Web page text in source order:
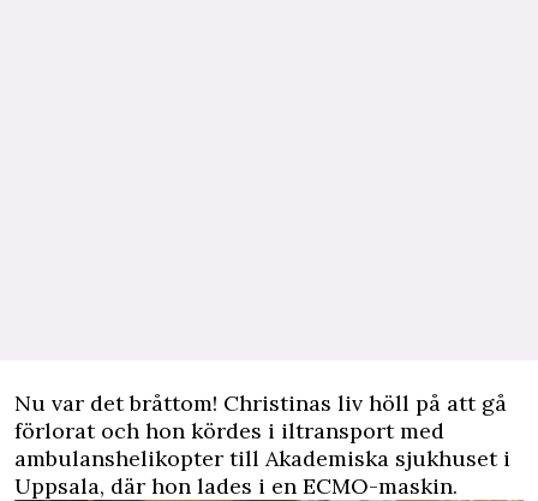
Nu var det bråttom! Christinas liv höll på att gå
förlorat och hon kördes i iltransport med
ambulanshelikopter till Akademiska sjukhuset i
Uppsala, där hon lades i en ECMO-maskin.